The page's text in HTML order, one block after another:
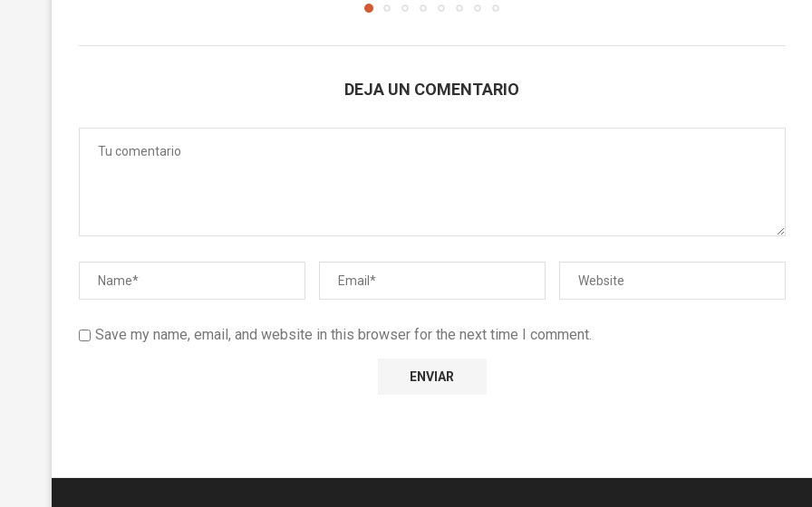
DEJA UN COMENTARIO
Save my name, email, and website in this browser for the next time I comment.